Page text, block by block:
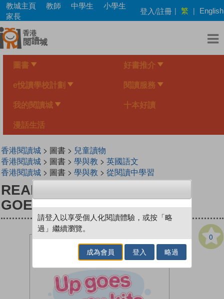
Skip
main
content
教城主頁 教師 中學生
小學生
家長
登入/註冊 | 繁 | English
圖書 好書推介
e悅讀學校計劃 閱讀服務
我的閱讀城 十本好讀
漫話生活
香港閱讀城> 圖書 > 兒童讀物
香港閱讀城> 圖書 > 學與教 > 英國語文
香港閱讀城> 圖書 > 學與教 > 從閱讀中學習
READ WITH PHINNIE 1.5 UP
GOES MY KITE
0
請登入以享受個人化閱讀體驗，或按「略
過」繼續瀏覽。
成為會員 登入 略過